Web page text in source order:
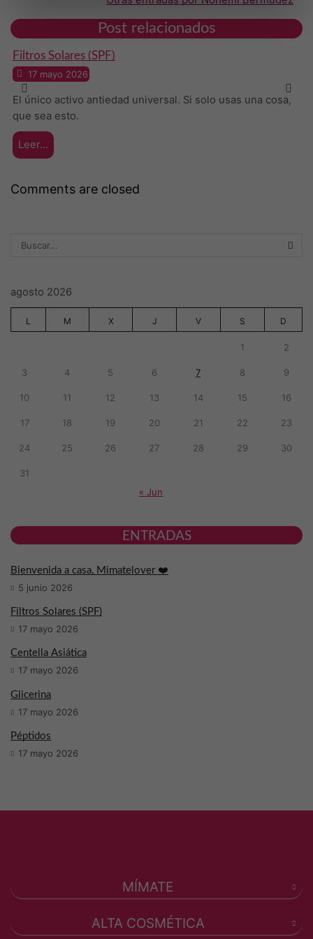
Post relacionados
Filtros Solares (SPF)
17 mayo 2026
El único activo antiedad universal. Si solo usas una cosa,
que sea esto.
Leer...
Comments are closed
agosto 2026
L M X J V S D
1 2
3 4 5 6 7 8 9
10 11 12 13 14 15 16
17 18 19 20 21 22 23
24 25 26 27 28 29 30
31
« Jun
ENTRADAS
Bienvenida a casa, Mimatelover ❤️
5 junio 2026
Filtros Solares (SPF)
17 mayo 2026
Centella Asiática
17 mayo 2026
Glicerina
17 mayo 2026
Péptidos
17 mayo 2026
MÍMATE
ALTA COSMÉTICA